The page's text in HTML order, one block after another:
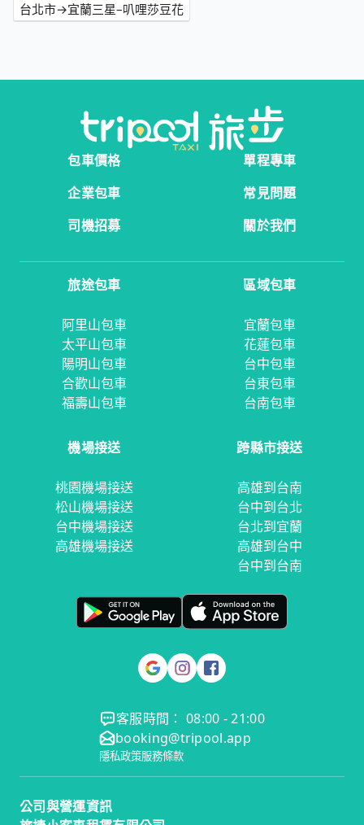
台北市→宜蘭三星–叭哩莎豆花
包車價格
單程專車
企業包車
常見問題
司機招募
關於我們
旅途包車
阿里山包車
太平山包車
陽明山包車
合歡山包車
福壽山包車
區域包車
宜蘭包車
花蓮包車
台中包車
台東包車
台南包車
機場接送
桃園機場接送
松山機場接送
台中機場接送
高雄機場接送
跨縣市接送
高雄到台南
台中到台北
台北到宜蘭
高雄到台中
台中到台南
客服時間： 08:00 - 21:00
booking@tripool.app
隱私政策服務條款
公司與營運資訊